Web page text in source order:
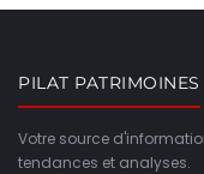
PILAT PATRIMOINES
Votre source
tendances et analyses.